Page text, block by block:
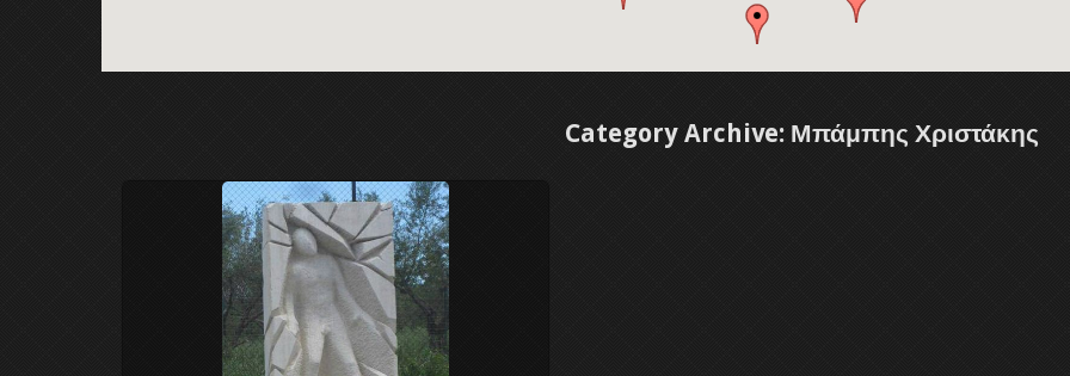
Category Archive: Μπάμπης Χριστάκης